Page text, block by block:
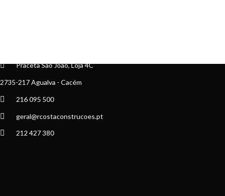
Praceta São João, Loja 4C
2735-217 Agualva - Cacém
216 095 500
geral@rcostaconstrucoes.pt
212 427 380